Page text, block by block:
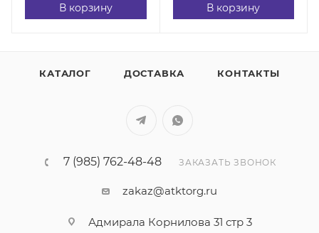
В корзину В корзину
КАТАЛОГ ДОСТАВКА КОНТАКТЫ
7 (985) 762-48-48 ЗАКАЗАТЬ ЗВОНОК
zakaz@atktorg.ru
Адмирала Корнилова 31 стр 3